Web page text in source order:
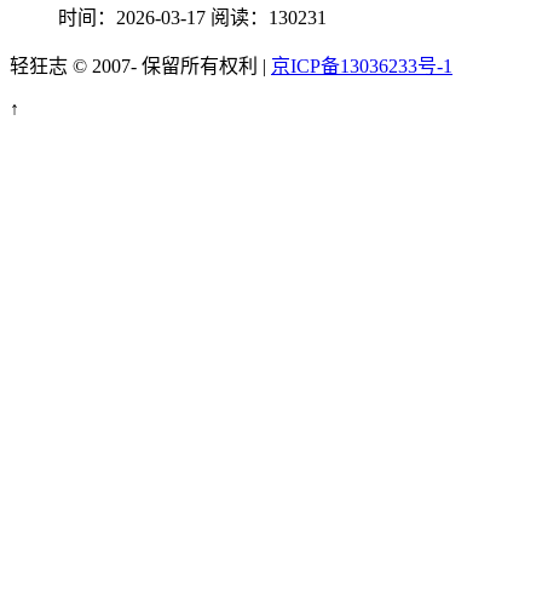
时间：2026-03-17 阅读：130231
轻狂志 © 2007- 保留所有权利 | 京ICP备13036233号-1
↑